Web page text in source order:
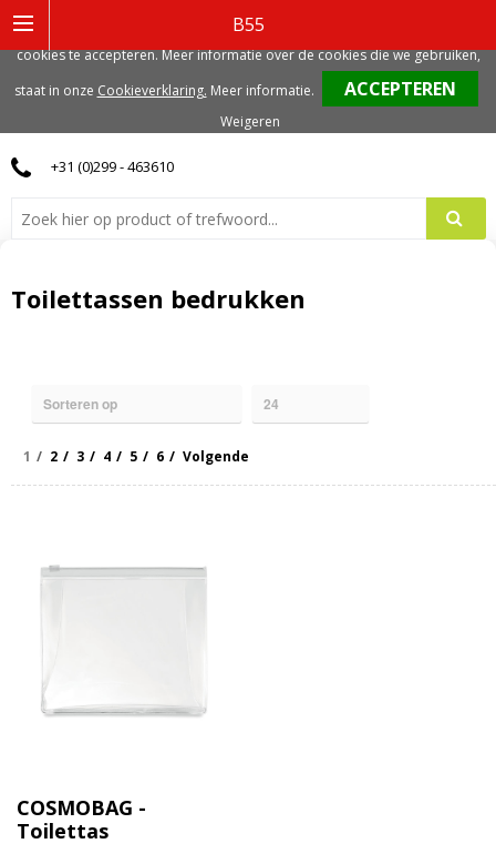
B55
0
+31 (0)299 - 463610
Toilettassen bedrukken
1 2 3 4 5 6 Volgende
COSMOBAG -
Toilettas
gerelateerde cookies. Voor de beste gebruikerservaring, adviseren we deze
cookies te accepteren. Meer informatie over de cookies die we gebruiken,
staat in onze Cookieverklaring. Meer informatie.
Weigeren